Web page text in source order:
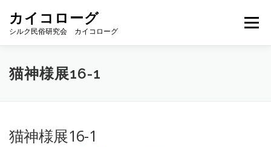
カイコローグ
シルク民俗研究会 カイコローグ
メニュー
カイコローグの歩み
猫神様展16-1
猫神様展16-1